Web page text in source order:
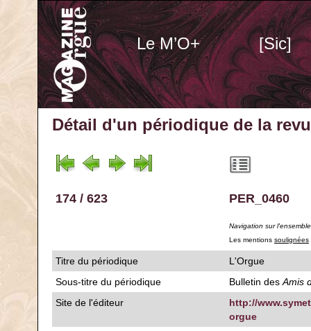
Le M’O+ [Sic]
Détail d'un périodique de la
174 / 623 PER_0460
Navigation sur
Les mentions soulignées
Titre du périodique
L'Orgue
Sous-titre du périodique
Bulletin des Amis
Site de l'éditeur
http://
orgue